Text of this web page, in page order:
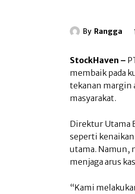
By Rangga
StockHaven –
membaik pada
tekanan margin
masyarakat.
Direktur Utama
seperti
utama. Namun,
menjaga arus
“Kami